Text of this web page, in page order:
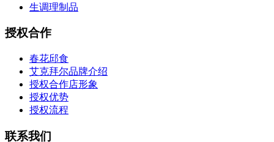
生调理制品
授权合作
春花邱食
艾克拜尔品牌介绍
授权合作店形象
授权优势
授权流程
联系我们